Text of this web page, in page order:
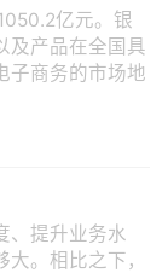
亿元。银
及产品在全国具
子商务的市场地
、提升业务水
。相比之下，